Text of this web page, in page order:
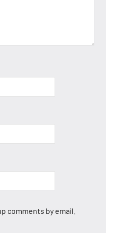
comments by email.